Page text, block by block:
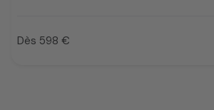
Prix
Dès 598 €